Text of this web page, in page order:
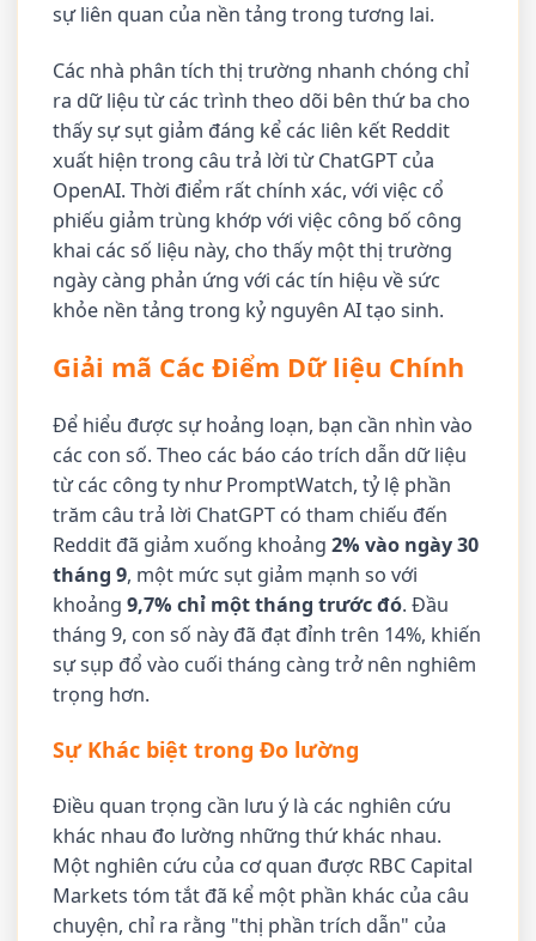
sự liên quan của nền tảng trong tương lai.
Các nhà phân tích thị trường nhanh chóng chỉ
ra dữ liệu từ các trình theo dõi bên thứ ba cho
thấy sự sụt giảm đáng kể các liên kết Reddit
xuất hiện trong câu trả lời từ ChatGPT của
OpenAI. Thời điểm rất chính xác, với việc cổ
phiếu giảm trùng khớp với việc công bố công
khai các số liệu này, cho thấy một thị trường
ngày càng phản ứng với các tín hiệu về sức
khỏe nền tảng trong kỷ nguyên AI tạo sinh.
Giải mã Các Điểm Dữ liệu Chính
Để hiểu được sự hoảng loạn, bạn cần nhìn vào
các con số. Theo các báo cáo trích dẫn dữ liệu
từ các công ty như PromptWatch, tỷ lệ phần
trăm câu trả lời ChatGPT có tham chiếu đến
Reddit đã giảm xuống khoảng2% vào ngày 30
tháng 9, một mức sụt giảm mạnh so với
khoảng9,7% chỉ một tháng trước đó. Đầu
tháng 9, con số này đã đạt đỉnh trên 14%, khiến
sự sụp đổ vào cuối tháng càng trở nên nghiêm
trọng hơn.
Sự Khác biệt trong Đo lường
Điều quan trọng cần lưu ý là các nghiên cứu
khác nhau đo lường những thứ khác nhau.
Một nghiên cứu của cơ quan được RBC Capital
Markets tóm tắt đã kể một phần khác của câu
chuyện, chỉ ra rằng "thị phần trích dẫn" của